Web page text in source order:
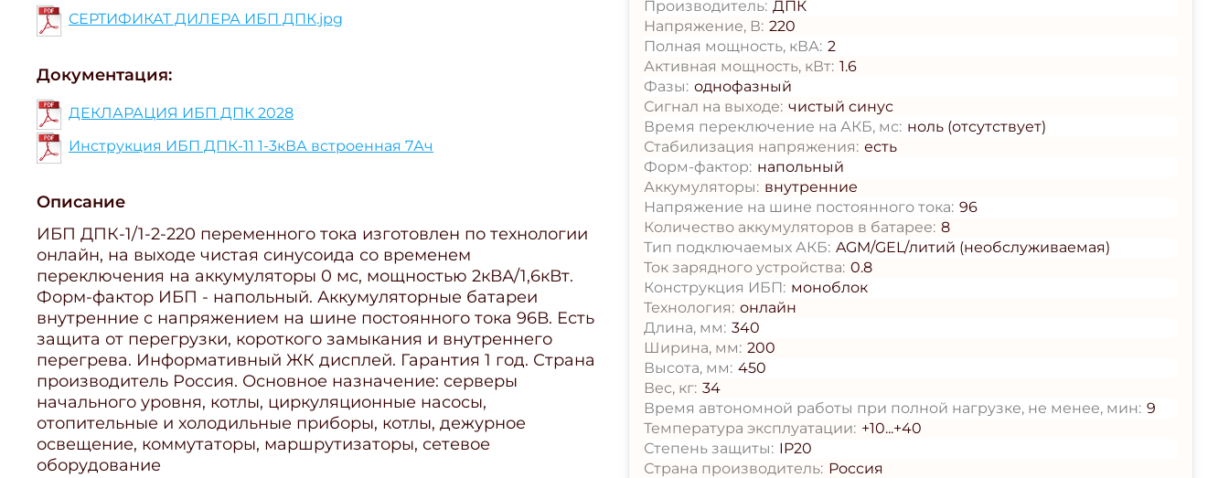
СЕРТИФИКАТ ДИЛЕРА ИБП ДПК.jpg
Документация:
ДЕКЛАРАЦИЯ ИБП ДПК 2028
Инструкция ИБП ДПК-11 1-3кВА встроенная 7Ач
Описание
ИБП ДПК-1/1-2-220 переменного тока изготовлен по технологии
онлайн, на выходе чистая синусоида со временем
переключения на аккумуляторы 0 мс, мощностью 2кВА/1,6кВт.
Форм-фактор ИБП - напольный. Аккумуляторные батареи
внутренние с напряжением на шине постоянного тока 96В. Есть
защита от перегрузки, короткого замыкания и внутреннего
перегрева. Информативный ЖК дисплей. Гарантия 1 год. Страна
производитель Россия. Основное назначение: серверы
начального уровня, котлы, циркуляционные насосы,
отопительные и холодильные приборы, котлы, дежурное
освещение, коммутаторы, маршрутизаторы, сетевое
оборудование
Производитель: ДПК
Напряжение, В: 220
Полная мощность, кВА: 2
Активная мощность, кВт: 1.6
Фазы: однофазный
Сигнал на выходе: чистый синус
Время переключение на АКБ, мс: ноль (отсутствует)
Стабилизация напряжения: есть
Форм-фактор: напольный
Аккумуляторы: внутренние
Напряжение на шине постоянного тока: 96
Количество аккумуляторов в батарее: 8
Тип подключаемых АКБ: AGM/GEL/литий (необслуживаемая)
Ток зарядного устройства: 0.8
Конструкция ИБП: моноблок
Технология: онлайн
Длина, мм: 340
Ширина, мм: 200
Высота, мм: 450
Вес, кг: 34
Время автономной работы при полной нагрузке, не менее, мин: 9
Температура эксплуатации: +10...+40
Степень защиты: IP20
Страна производитель: Россия